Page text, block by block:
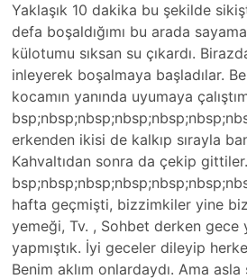
Yaklaşı­k 10 dakika bu şekilde
defa boşaldığımı bu arada
külotumu sıksan su çıkardı.
inleyerek boşalmaya başladılar.
kocamın yanında uyumaya
erkenden ikisi de kalkıp sırayla
Kahval­tıdan sonra da çekip
hafta geçmişti, bizzimk­iler yine
yemeği, Tv. , Sohb­et derken gece
yapmıştık. İyi geceler dileyip
Benim aklım onlardaydı. Ama